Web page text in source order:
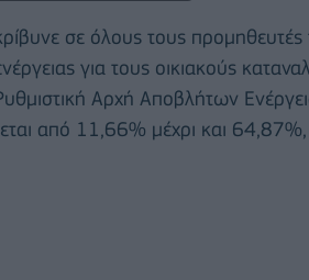
σε όλους τους προμηθευτές
για τους οικιακούς
Αρχή Αποβλήτων
από 11,66% μέχρι και 64,87%,